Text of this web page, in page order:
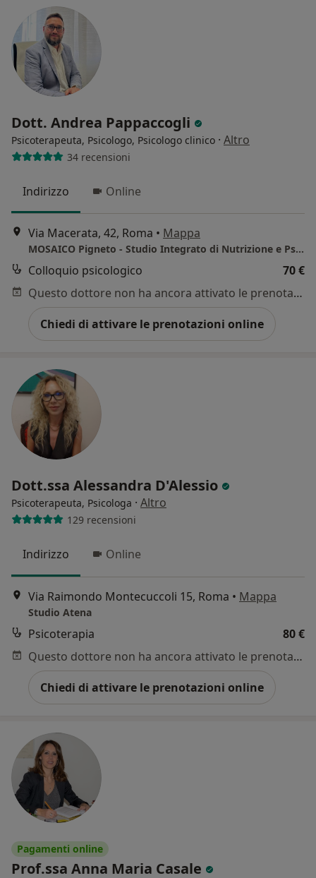
Dott. Andrea Pappaccogli
Psicoterapeuta, Psicologo, Psicologo clinico · Altro
34 recensioni
Indirizzo Online
Via Macerata, 42, Roma • Mappa
MOSAICO Pigneto - Studio Integrato di Nutrizione e Psicoterapia Cognitiva
Colloquio psicologico
70 €
Questo dottore non ha ancora attivato le prenotazioni online presso questo indirizzo.
Chiedi di attivare le prenotazioni online
Dott.ssa Alessandra D'Alessio
Psicoterapeuta, Psicologa · Altro
129 recensioni
Indirizzo Online
Via Raimondo Montecuccoli 15, Roma • Mappa
Studio Atena
Psicoterapia
80 €
Questo dottore non ha ancora attivato le prenotazioni online presso questo indirizzo.
Chiedi di attivare le prenotazioni online
Pagamenti online
Prof.ssa Anna Maria Casale